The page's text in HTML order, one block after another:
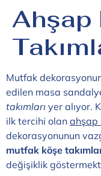
Ahşap
Mutfak
edilen masa
takımları yer alıyor.
ilk tercihi olan ahşap
dekorasyonunun
mutfak köşe
değişiklik